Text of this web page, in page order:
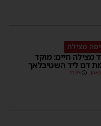
מצילה
מצילה חיים: מוקד
דם ליד השטיבלאך
11:05